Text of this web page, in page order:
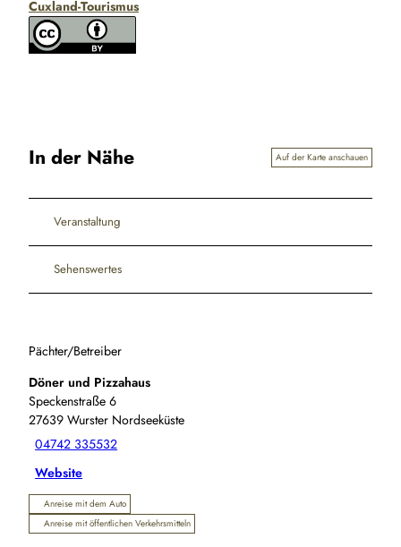
Cuxland-Tourismus
In der Nähe Auf der Karte anschauen
Veranstaltung
Sehenswertes
Pächter/Betreiber
Döner und Pizzahaus
Speckenstraße 6
27639 Wurster Nordseeküste
04742 335532
Website
Anreise mit dem Auto
Anreise mit öffentlichen Verkehrsmitteln